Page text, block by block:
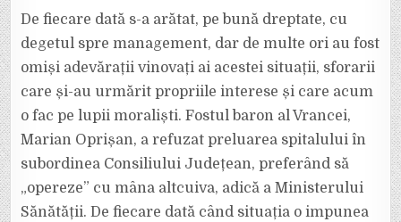
De fiecare dată s-a arătat, pe bună dreptate, cu
degetul spre management, dar de multe ori au fost
omiși adevărații vinovați ai acestei situații, sforarii
care și-au urmărit propriile interese și care acum
o fac pe lupii moraliști. Fostul baron al Vrancei,
Marian Oprișan, a refuzat preluarea spitalului în
subordinea Consiliului Județean, preferând să
„opereze” cu mâna altcuiva, adică a Ministerului
Sănătății. De fiecare dată când situația o impunea